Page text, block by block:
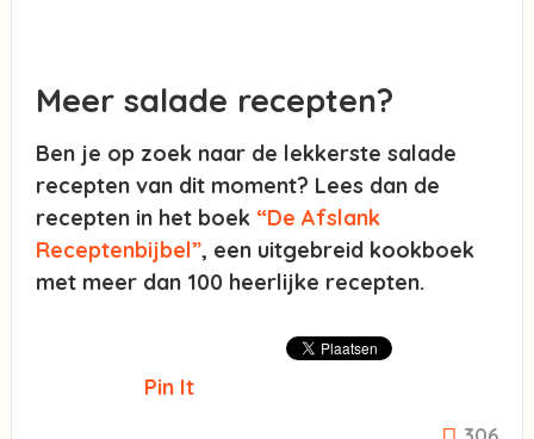
Meer salade recepten?
Ben je op zoek naar de lekkerste salade
recepten van dit moment? Lees dan de
recepten in het boek “De Afslank
Receptenbijbel”, een uitgebreid kookboek
met meer dan 100 heerlijke recepten.
Pin It